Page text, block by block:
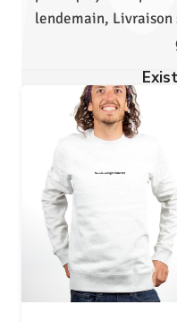
lendemain, Livraison